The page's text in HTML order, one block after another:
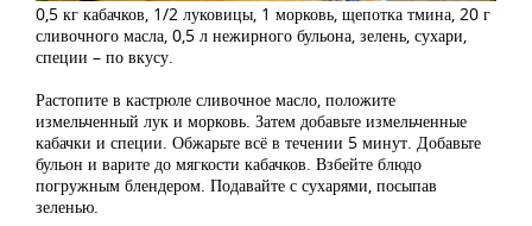
0,5 кг кабачков, 1/2 луковицы, 1 морковь, щепотка тмина, 20 г
сливочного масла, 0,5 л нежирного бульона, зелень, сухари,
специи – по вкусу.
Растопите в кастрюле сливочное масло, положите
измельченный лук и морковь. Затем добавьте измельченные
кабачки и специи. Обжарьте всё в течении 5 минут. Добавьте
бульон и варите до мягкости кабачков. Взбейте блюдо
погружным блендером. Подавайте с сухарями, посыпав
зеленью.